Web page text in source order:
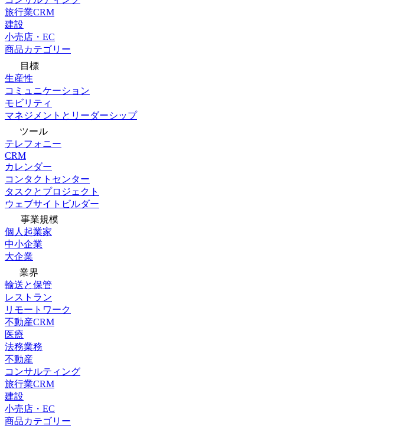
旅行業CRM
建設
小売店・EC
商品カテゴリー
目標
生産性
コミュニケーション
モビリティ
マネジメントとリーダーシップ
ツール
テレフォニー
CRM
カレンダー
コンタクトセンター
タスクとプロジェクト
ウェブサイトビルダー
事業規模
個人起業家
中小企業
大企業
業界
輸送と保管
レストラン
リモートワーク
不動産CRM
医療
法務業務
不動産
コンサルティング
旅行業CRM
建設
小売店・EC
商品カテゴリー